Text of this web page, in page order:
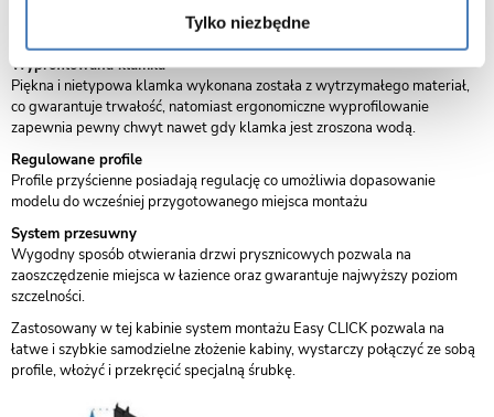
Tylko niezbędne
chromowane wykończenia , stalowy uchwyt,
Wyprofilowana klamka
Piękna i nietypowa klamka wykonana została z wytrzymałego materiał,
co gwarantuje trwałość, natomiast ergonomiczne wyprofilowanie
zapewnia pewny chwyt nawet gdy klamka jest zroszona wodą.
Regulowane profile
Profile przyścienne posiadają regulację co umożliwia dopasowanie
modelu do wcześniej przygotowanego miejsca montażu
System przesuwny
Wygodny sposób otwierania drzwi prysznicowych pozwala na
zaoszczędzenie miejsca w łazience oraz gwarantuje najwyższy poziom
szczelności.
Zastosowany w tej kabinie system montażu Easy CLICK pozwala na
łatwe i szybkie samodzielne złożenie kabiny, wystarczy połączyć ze sobą
profile, włożyć i przekręcić specjalną śrubkę.